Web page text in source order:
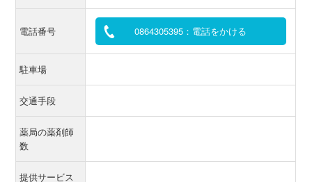
電話番号 0864305395：電話をかける
駐車場
交通手段
薬局の薬剤師
数
提供サービス